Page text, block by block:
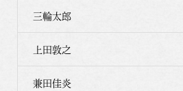
三輪太郎
上田敦之
兼田佳炎